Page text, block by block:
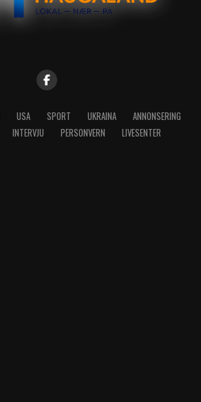
USA SPORT UKRAINA
ANNONSERING
INTERVJU PERSONVERN LIVESENTER